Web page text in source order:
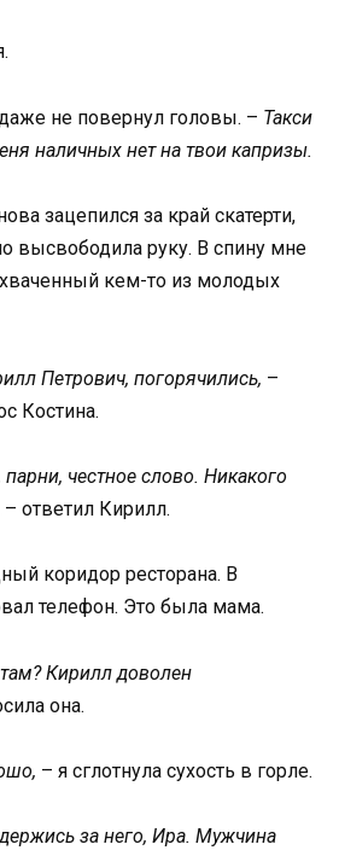
не повернул головы. – Такси
наличных нет на твои капризы.
зацепился за край скатерти,
высвободила руку. В спину мне
кем-то из молодых
Петрович, погорячились, –
Костина.
честное слово. Никакого
– ответил Кирилл.
коридор ресторана. В
телефон. Это была мама.
Кирилл доволен
она.
– я сглотнула сухость в горле.
за него, Ира. Мужчина